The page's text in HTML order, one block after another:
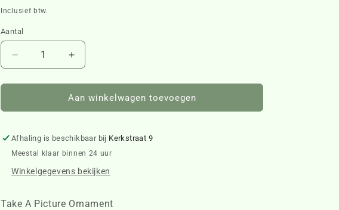
prijs
Inclusief btw.
Aantal
Aantal
verlagen
voor
A
Ornament
458480
Aantal
verhogen
voor
Take
A
Ornament
458480
Aan winkelwagen toevoegen
Afhaling is beschikbaar bij Kerkstraat 9
Meestal klaar binnen 24 uur
Winkelgegevens bekijken
Take A Picture Ornament